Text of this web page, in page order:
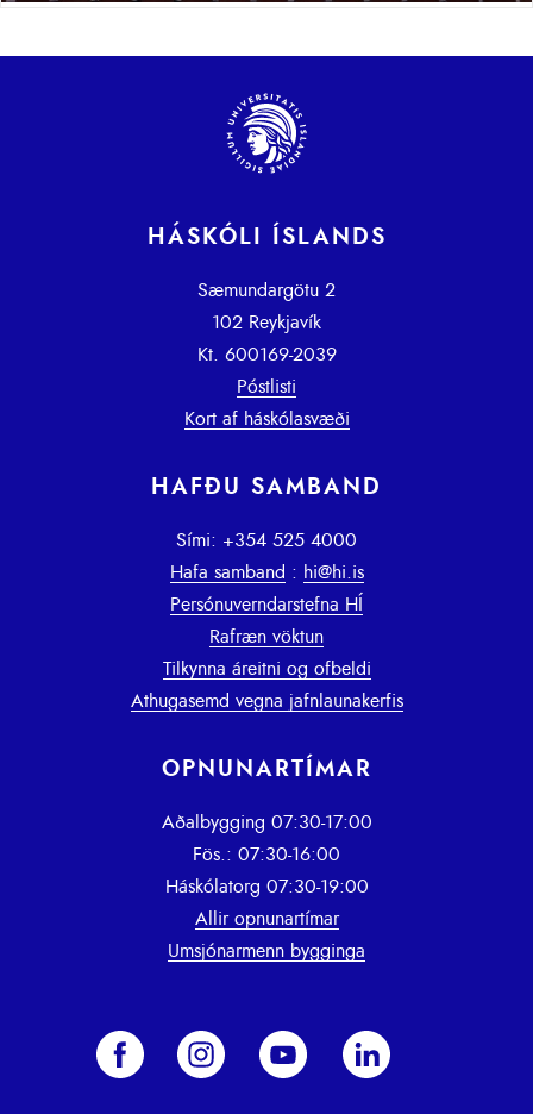
HÁSKÓLI ÍSLANDS
Sæmundargötu 2
102 Reykjavík
Kt. 600169-2039
Póstlisti
Kort af háskólasvæði
HAFÐU SAMBAND
Sími: +354 525 4000
Hafa samband : hi@hi.is
Persónuverndarstefna HÍ
Rafræn vöktun
Tilkynna áreitni og ofbeldi
Athugasemd vegna jafnlaunakerfis
OPNUNARTÍMAR
Aðalbygging 07:30-17:00
Fös.: 07:30-16:00
Háskólatorg 07:30-19:00
Allir opnunartímar
Umsjónarmenn bygginga